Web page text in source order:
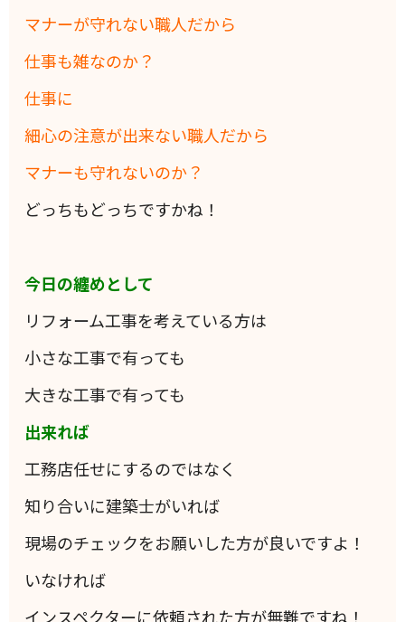
マナーが守れない職人だから
仕事も雑なのか？
仕事に
細心の注意が出来ない職人だから
マナーも守れないのか？
どっちもどっちですかね！
今日の纏めとして
リフォーム工事を考えている方は
小さな工事で有っても
大きな工事で有っても
出来れば
工務店任せにするのではなく
知り合いに建築士がいれば
現場のチェックをお願いした方が良いですよ！
いなければ
インスペクターに依頼された方が無難ですね！